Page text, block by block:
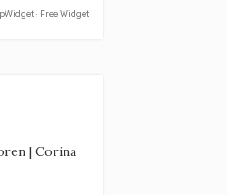
· Free Widget
| Corina